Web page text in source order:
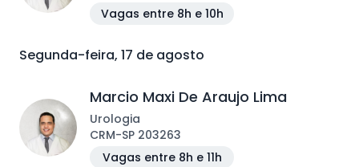
Vagas entre 8h e 10h
Segunda-feira, 17 de agosto
Marcio Maxi De Araujo Lima
Urologia
CRM-SP 203263
Vagas entre 8h e 11h